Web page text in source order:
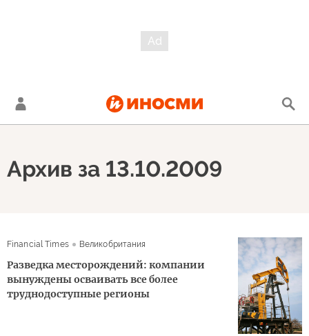
Архив за 13.10.2009
Financial Times Великобритания
Разведка месторождений: компании
вынуждены осваивать все более
труднодоступные регионы